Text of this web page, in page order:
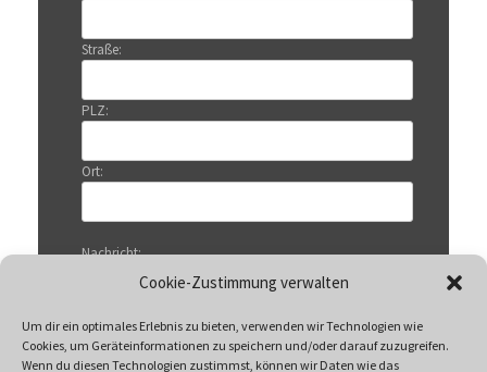
Cookie-Zustimmung verwalten
Um dir ein optimales Erlebnis zu bieten, verwenden wir Technologien wie
Cookies, um Geräteinformationen zu speichern und/oder darauf zuzugreifen.
Wenn du diesen Technologien zustimmst, können wir Daten wie das
Straße:
PLZ:
Ort:
Nachricht: